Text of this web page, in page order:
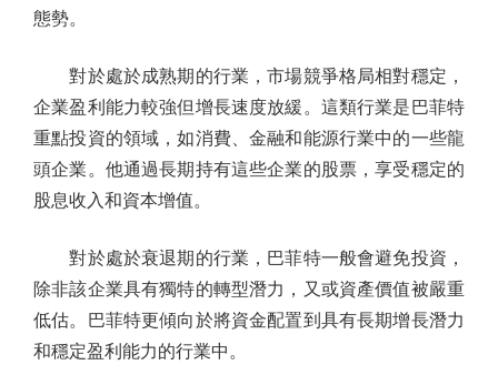
態勢。
對於處於成熟期的行業，市場競爭格局相對穩定，
企業盈利能力較強但增長速度放緩。這類行業是巴菲特
重點投資的領域，如消費、金融和能源行業中的一些龍
頭企業。他通過長期持有這些企業的股票，享受穩定的
股息收入和資本增值。
對於處於衰退期的行業，巴菲特一般會避免投資，
除非該企業具有獨特的轉型潛力，又或資產價值被嚴重
低估。巴菲特更傾向於將資金配置到具有長期增長潛力
和穩定盈利能力的行業中。